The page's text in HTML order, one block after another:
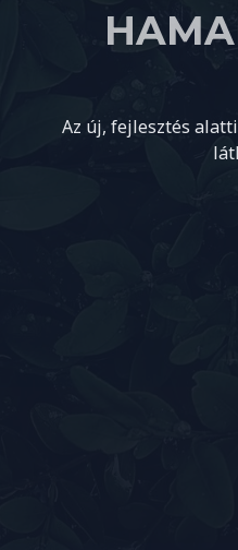
Az új, fejlesztés